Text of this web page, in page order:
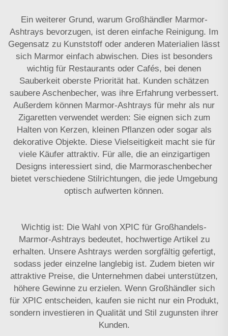
Ein weiterer Grund, warum Großhändler Marmor-
Ashtrays bevorzugen, ist deren einfache Reinigung. Im
Gegensatz zu Kunststoff oder anderen Materialien lässt
sich Marmor einfach abwischen. Dies ist besonders
wichtig für Restaurants oder Cafés, bei denen
Sauberkeit oberste Priorität hat. Kunden schätzen
saubere Aschenbecher, was ihre Erfahrung verbessert.
Außerdem können Marmor-Ashtrays für mehr als nur
Zigaretten verwendet werden: Sie eignen sich zum
Halten von Kerzen, kleinen Pflanzen oder sogar als
dekorative Objekte. Diese Vielseitigkeit macht sie für
viele Käufer attraktiv. Für alle, die an einzigartigen
Designs interessiert sind, die Marmoraschenbecher
bietet verschiedene Stilrichtungen, die jede Umgebung
optisch aufwerten können.
Wichtig ist: Die Wahl von XPIC für Großhandels-
Marmor-Ashtrays bedeutet, hochwertige Artikel zu
erhalten. Unsere Ashtrays werden sorgfältig gefertigt,
sodass jeder einzelne langlebig ist. Zudem bieten wir
attraktive Preise, die Unternehmen dabei unterstützen,
höhere Gewinne zu erzielen. Wenn Großhändler sich
für XPIC entscheiden, kaufen sie nicht nur ein Produkt,
sondern investieren in Qualität und Stil zugunsten ihrer
Kunden.